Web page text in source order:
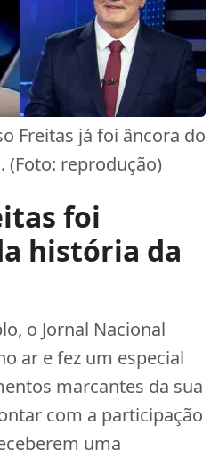
Freitas já foi âncora do
(Foto: reprodução)
foi
história da
o Jornal Nacional
ar e fez um especial
marcantes da sua
com a participação
uma